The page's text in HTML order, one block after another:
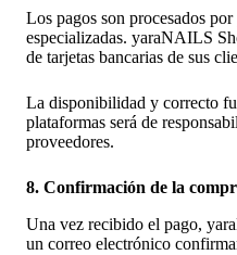
Los pagos son procesados
especializadas. yaraNAILS
de tarjetas bancarias de sus
La disponibilidad y correcto
plataformas será de
proveedores.
8. Confirmación de la
Una vez recibido el pago,
un correo electrónico